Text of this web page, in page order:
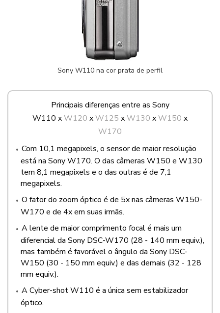
Sony W110 na cor prata de perfil
Principais diferenças entre as Sony
W110 xW120 xW125 xW130 xW150 x
W170
Com 10,1 megapixels, o sensor de maior resolução
está na Sony W170. O das câmeras W150 e W130
tem 8,1 megapixels e o das outras é de 7,1
megapixels.
O fator do zoom óptico é de 5x nas câmeras W150-
W170 e de 4x em suas irmãs.
A lente de maior comprimento focal é mais um
diferencial da Sony DSC-W170 (28 - 140 mm equiv.),
mas também é favorável o ângulo da Sony DSC-
W150 (30 - 150 mm equiv.) e das demais (32 - 128
mm equiv.).
A Cyber-shot W110 é a única sem estabilizador
óptico.